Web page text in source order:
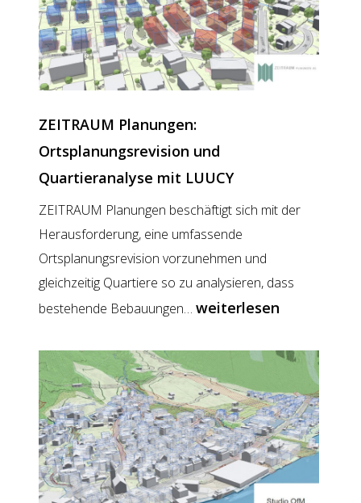
ZEITRAUM Planungen:
Ortsplanungsrevision und
Quartieranalyse mit LUUCY
ZEITRAUM Planungen beschäftigt sich mit der
Herausforderung, eine umfassende
Ortsplanungsrevision vorzunehmen und
gleichzeitig Quartiere so zu analysieren, dass
bestehende Bebauungen… ZEITRAUM
Ortsplanungsrevision
und
Quartieranalyse
mit
LUUCY
weiterlesen